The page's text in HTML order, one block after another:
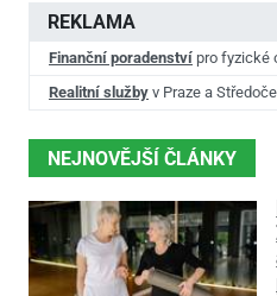
REKLAMA
Finanční poradenství pro fyzické
Realitní služby v Praze a
NEJNOVĚJŠÍ ČLÁNKY